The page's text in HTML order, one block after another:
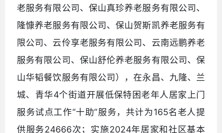
老服务有限公司、保山真珍养老服务有限公司、
隆慷养老服务有限公司、保山贺斯凯养老服务有
限公司、云伶享老服务有限公司、云南远鹏养老
服务有限公司、保山舒伦养老服务有限公司、保
山华韬餐饮服务有限公司），在永昌、九隆、兰
城、青华4个街道开展低保特困老年人居家上门
服务试点工作“十助”服务，共计为165名老人提
供服务24666次；实施2024年居家和社区基本